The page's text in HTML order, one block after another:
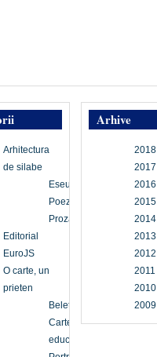
Arhive
2018
2017
2016
2015
2014
2013
2012
2011
2010
2009
Arhitectura
de silabe
Eseu
Poezie
Proză
Editorial
EuroJS
O carte, un
prieten
Beletristică
Carte
educațională